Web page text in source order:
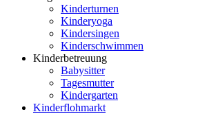
Kinderturnen
Kinderyoga
Kindersingen
Kinderschwimmen
Kinderbetreuung
Babysitter
Tagesmutter
Kindergarten
Kinderflohmarkt